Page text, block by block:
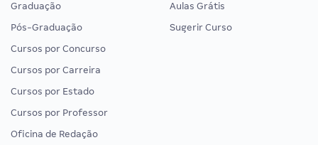
Graduação
Pós-Graduação
Cursos por Concurso
Cursos por Carreira
Cursos por Estado
Cursos por Professor
Oficina de Redação
Aulas Grátis
Sugerir Curso